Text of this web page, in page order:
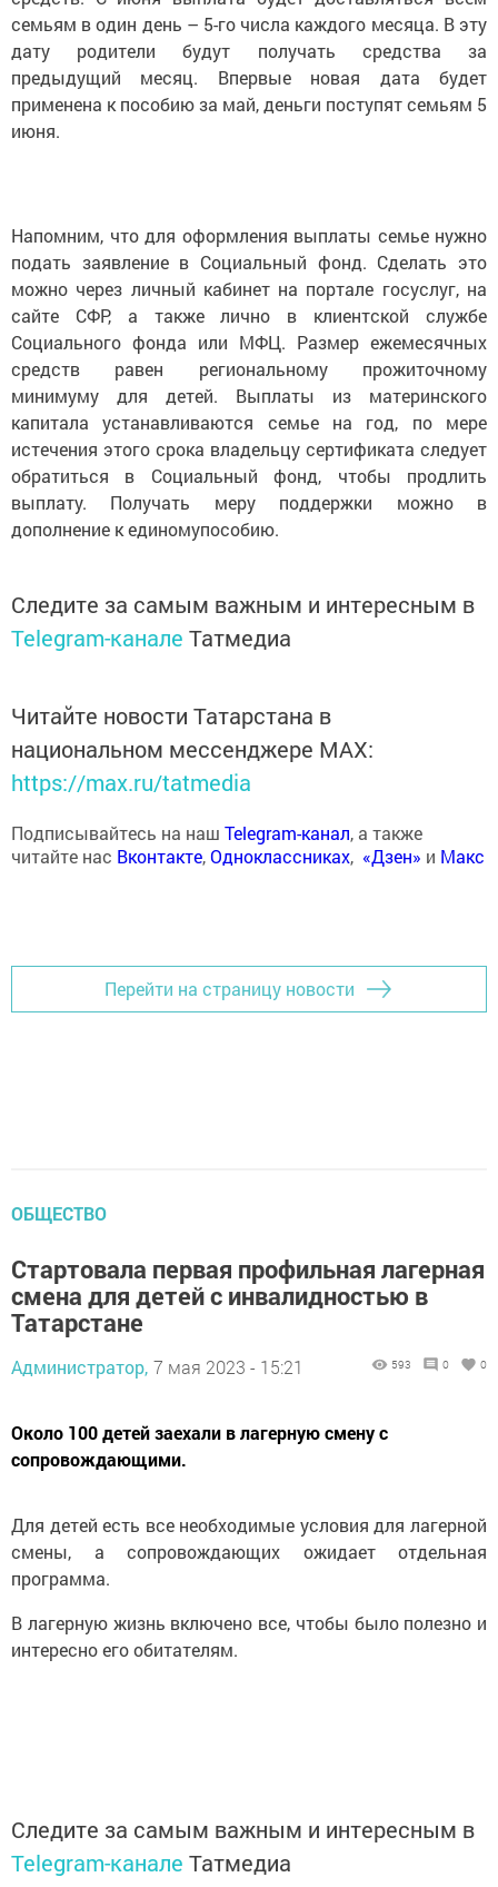
семьям в один день – 5-го числа каждого месяца. В эту
дату родители будут получать средства за
предыдущий месяц. Впервые новая дата будет
применена к пособию за май, деньги поступят семьям 5
июня.
Напомним, что для оформления выплаты семье нужно
подать заявление в Социальный фонд. Сделать это
можно через личный кабинет на портале госуслуг, на
сайте СФР, а также лично в клиентской службе
Социального фонда или МФЦ. Размер ежемесячных
средств равен региональному прожиточному
минимуму для детей. Выплаты из материнского
капитала устанавливаются семье на год, по мере
истечения этого срока владельцу сертификата следует
обратиться в Социальный фонд, чтобы продлить
выплату. Получать меру поддержки можно в
дополнение к единомупособию.
Следите за самым важным и интересным в
Telegram-канале Татмедиа
Читайте новости Татарстана в
национальном мессенджере MАХ:
https://max.ru/tatmedia
Подписывайтесь на наш Telegram-канал, а также
читайте нас Вконтакте,Одноклассниках, «Дзен» и Макс
Перейти на страницу новости
ОБЩЕСТВО
Стартовала первая профильная лагерная
смена для детей с инвалидностью в
Татарстане
Администратор, 7 мая 2023 - 15:21 593 0 0
Около 100 детей заехали в лагерную смену с
сопровождающими.
Для детей есть все необходимые условия для лагерной
смены, а сопровождающих ожидает отдельная
программа.
В лагерную жизнь включено все, чтобы было полезно и
интересно его обитателям.
Следите за самым важным и интересным в
Telegram-канале Татмедиа